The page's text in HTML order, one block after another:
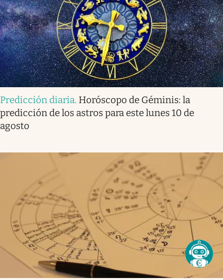
Predicción diaria. Horóscopo de Géminis: la
predicción de los astros para este lunes 10 de
agosto